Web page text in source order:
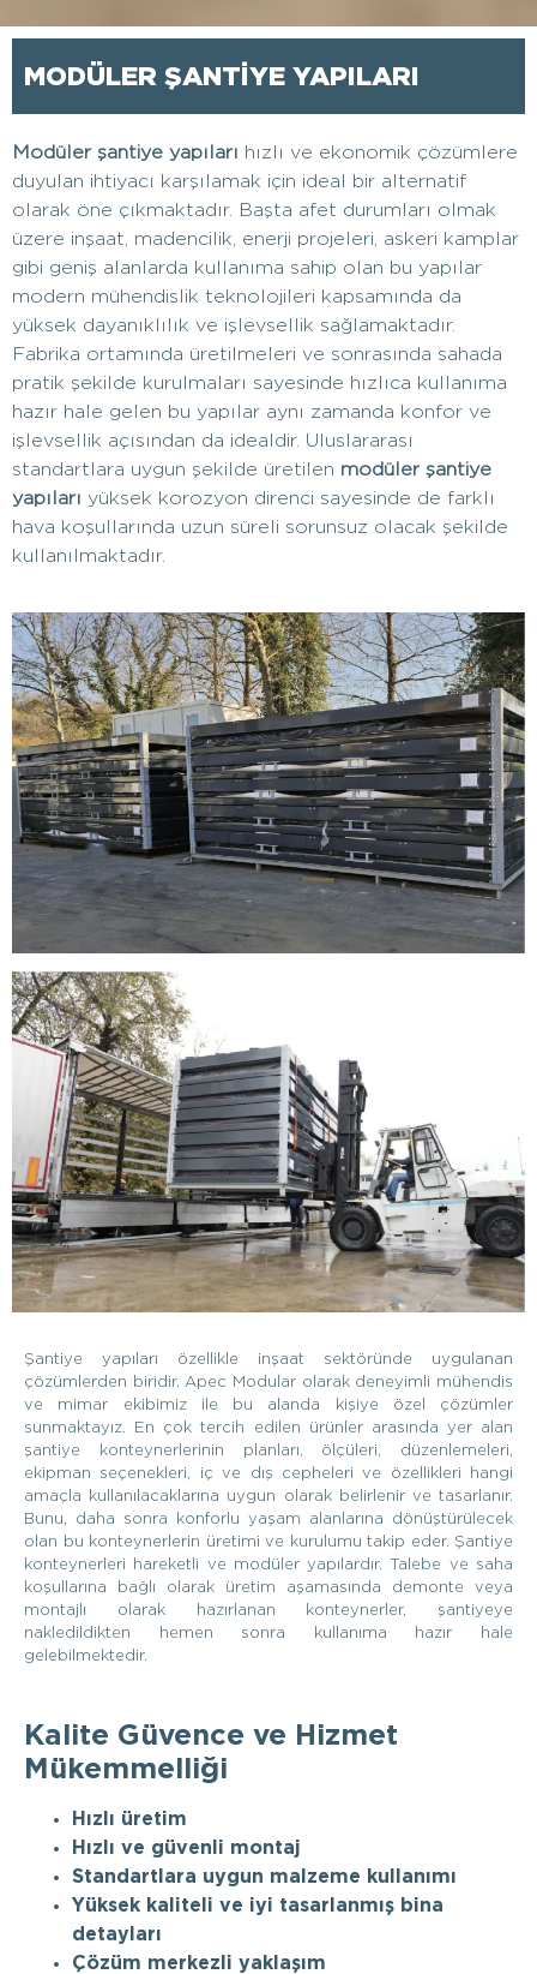
MODÜLER ŞANTİYE YAPILARI
Modüler şantiye yapıları hızlı ve ekonomik çözümlere
duyulan ihtiyacı karşılamak için ideal bir alternatif
olarak öne çıkmaktadır. Başta afet durumları olmak
üzere inşaat, madencilik, enerji projeleri, askeri kamplar
gibi geniş alanlarda kullanıma sahip olan bu yapılar
modern mühendislik teknolojileri kapsamında da
yüksek dayanıklılık ve işlevsellik sağlamaktadır.
Fabrika ortamında üretilmeleri ve sonrasında sahada
pratik şekilde kurulmaları sayesinde hızlıca kullanıma
hazır hale gelen bu yapılar aynı zamanda konfor ve
işlevsellik açısından da idealdir. Uluslararası
standartlara uygun şekilde üretilen modüler şantiye
yapıları yüksek korozyon direnci sayesinde de farklı
hava koşullarında uzun süreli sorunsuz olacak şekilde
kullanılmaktadır.
Şantiye yapıları özellikle inşaat sektöründe uygulanan
çözümlerden biridir. Apec Modular olarak deneyimli mühendis
ve mimar ekibimiz ile bu alanda kişiye özel çözümler
sunmaktayız. En çok tercih edilen ürünler arasında yer alan
şantiye konteynerlerinin planları, ölçüleri, düzenlemeleri,
ekipman seçenekleri, iç ve dış cepheleri ve özellikleri hangi
amaçla kullanılacaklarına uygun olarak belirlenir ve tasarlanır.
Bunu, daha sonra konforlu yaşam alanlarına dönüştürülecek
olan bu konteynerlerin üretimi ve kurulumu takip eder. Şantiye
konteynerleri hareketli ve modüler yapılardır. Talebe ve saha
koşullarına bağlı olarak üretim aşamasında demonte veya
montajlı olarak hazırlanan konteynerler, şantiyeye
nakledildikten hemen sonra kullanıma hazır hale
gelebilmektedir.
Kalite Güvence ve Hizmet
Mükemmelliği
Hızlı üretim
Hızlı ve güvenli montaj
Standartlara uygun malzeme kullanımı
Yüksek kaliteli ve iyi tasarlanmış bina
detayları
Çözüm merkezli yaklaşım